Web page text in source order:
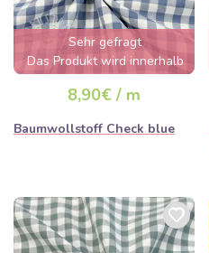
Sehr gefragt
Das Produkt wird innerhalb
von wenigen Stunden
ausverkauft sein
8,90€ / m
Baumwollstoff Check blue